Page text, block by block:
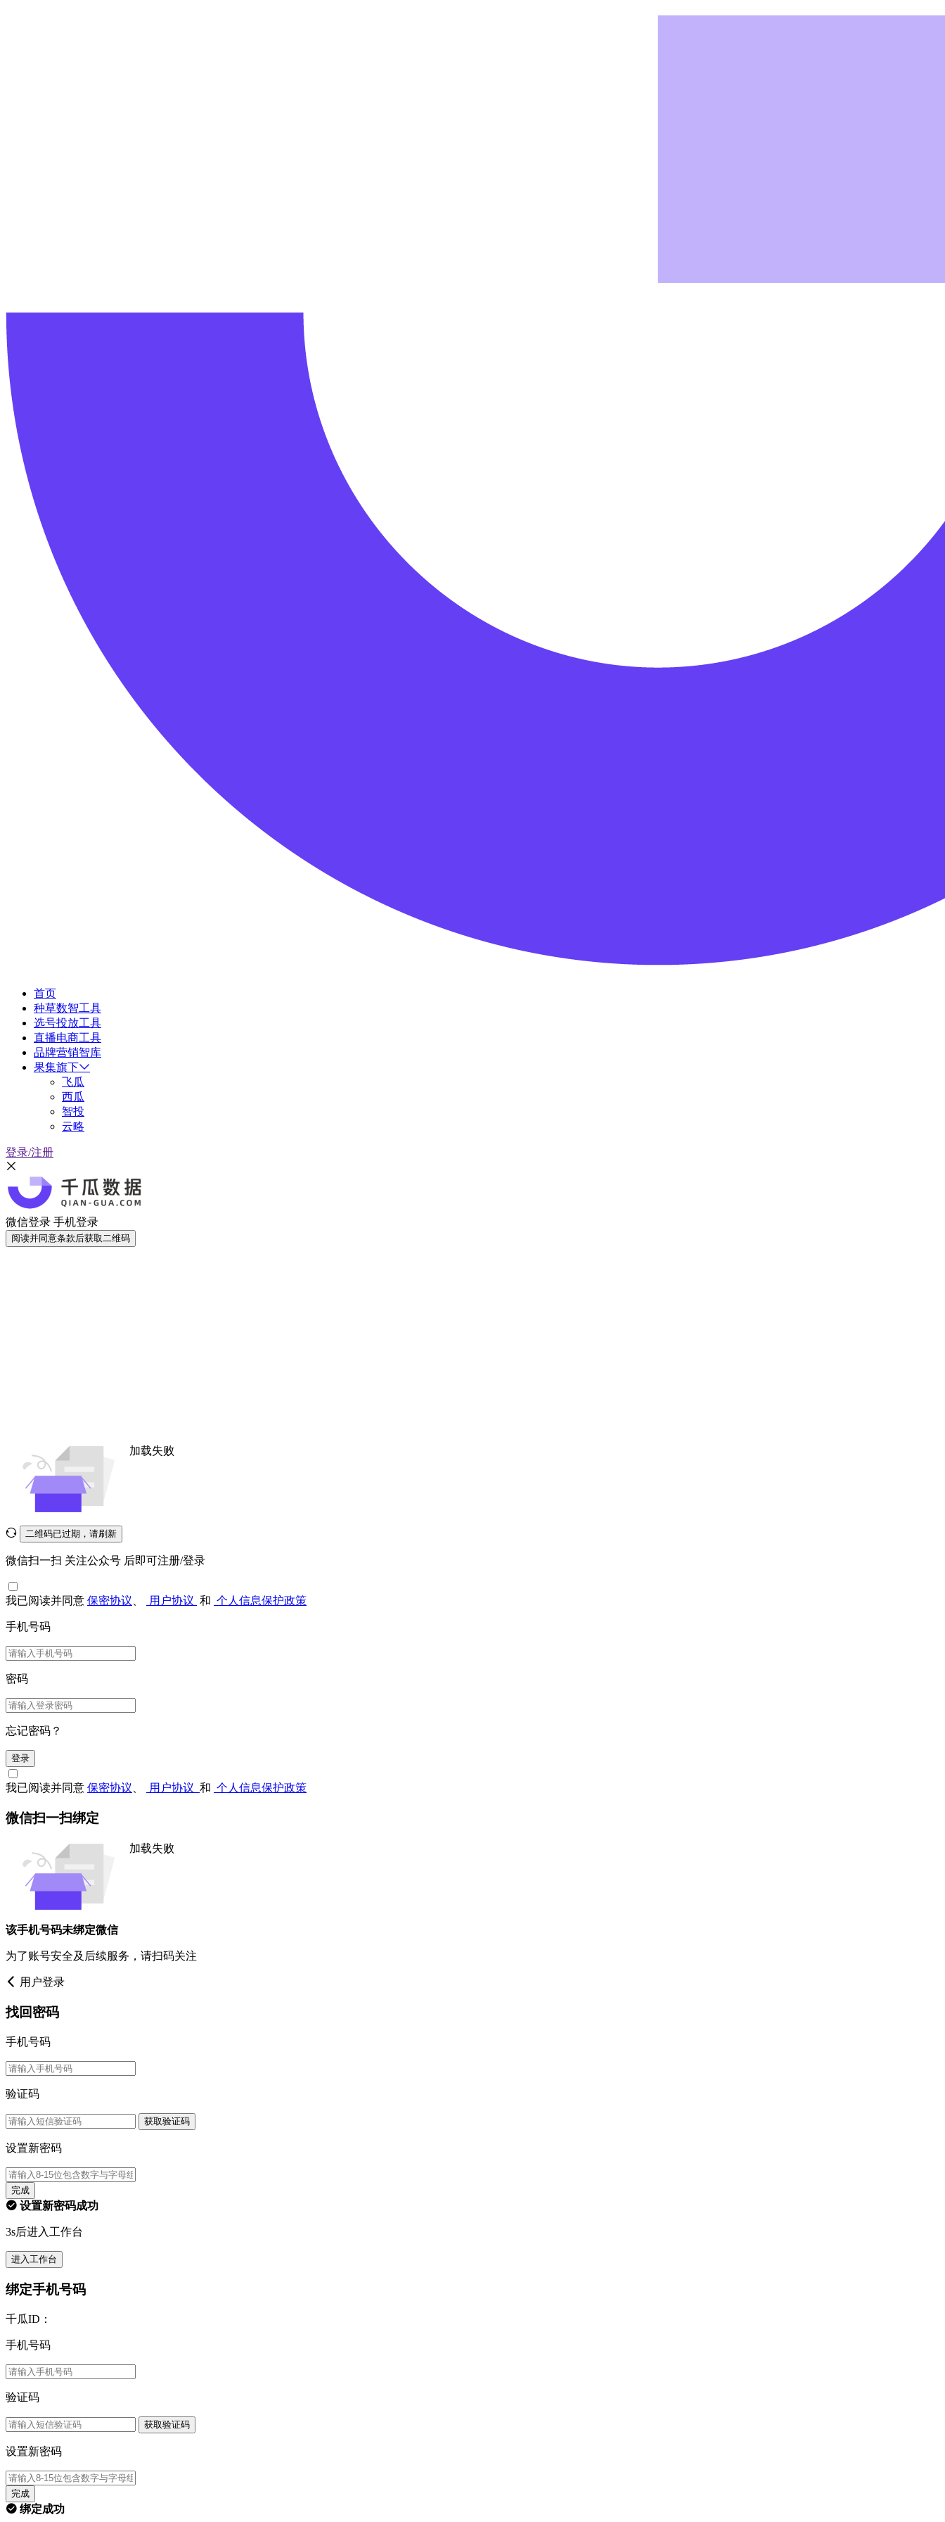
首页
种草数智工具
选号投放工具
直播电商工具
品牌营销智库
果集旗下
飞瓜
西瓜
智投
云略
登录/注册
微信登录 手机登录
阅读并同意条款后获取二维码
加载失败
二维码已过期，请刷新
微信扫一扫 关注公众号 后即可注册/登录
我已阅读并同意 保密协议 用户协议 和 个人信息保护政策
手机号码
密码
忘记密码？
登录
我已阅读并同意 保密协议 用户协议 和 个人信息保护政策
微信扫一扫绑定
加载失败
该手机号码未绑定微信
为了账号安全及后续服务，请扫码关注
用户登录
找回密码
手机号码
验证码
获取验证码
设置新密码
完成
设置新密码成功
3s后进入工作台
进入工作台
绑定手机号码
千瓜ID：
手机号码
验证码
获取验证码
设置新密码
完成
绑定成功